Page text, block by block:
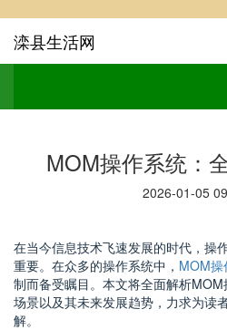
滦县生活网
MOM操作系统：
2026-01-05
在当今信息技术飞速发展的时代，操
重要。在众多的操作系统中， MOM
制而备受瞩目。本文将全面解析
场景以及其未来发展趋势，力求为读
解。